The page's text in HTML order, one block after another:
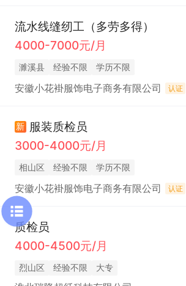
流水线缝纫工（多劳多得）
4000-7000元/月
濉溪县 经验不限 学历不限
安徽小花褂服饰电子商务有限公司 认证
新 服装质检员
3000-4000元/月
相山区 经验不限 学历不限
安徽小花褂服饰电子商务有限公司 认证
质检员
4000-4500元/月
烈山区 经验不限 大专